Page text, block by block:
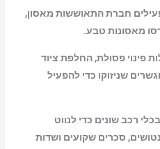
חברת התאוששות מאסון,
מאסונות טבע.
פינוי פסולת, החלפת ציוד
שניזוקו כדי להפעיל
רכב שונים כדי לנווט
סכרים שקועים ושדות